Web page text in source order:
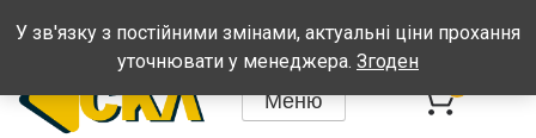
Графік: Пн-Пт: 08:00-17:00, Сб-Нд - вихідні
Меню
У зв'язку з постійними змінами, актуальні ціни прохання
уточнювати у менеджера. Згоден